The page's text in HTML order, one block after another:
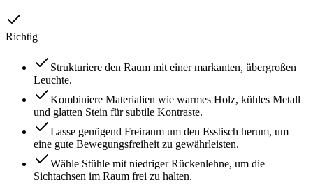
Richtig
Strukturiere den Raum mit einer markanten, übergroßen
Leuchte.
Kombiniere Materialien wie warmes Holz, kühles Metall
und glatten Stein für subtile Kontraste.
Lasse genügend Freiraum um den Esstisch herum, um
eine gute Bewegungsfreiheit zu gewährleisten.
Wähle Stühle mit niedriger Rückenlehne, um die
Sichtachsen im Raum frei zu halten.